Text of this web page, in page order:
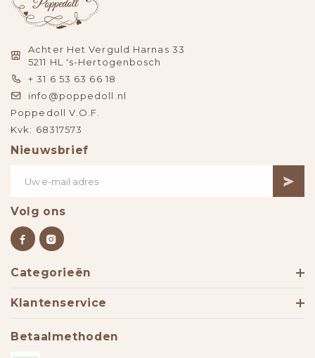
Achter Het Verguld Harnas 33
5211 HL 's-Hertogenbosch
+ 31 6 53 63 66 18
info@poppedoll.nl
Poppedoll V.O.F.
Kvk: 68317573
Nieuwsbrief
Volg ons
Categorieën
Klantenservice
Betaalmethoden